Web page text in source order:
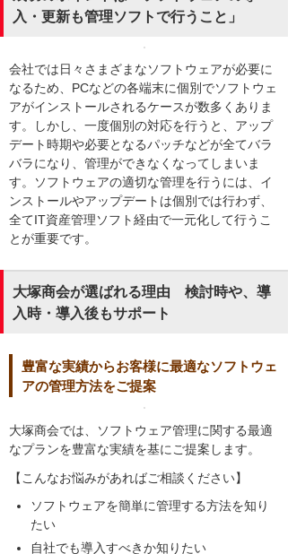
入・更新も管理ソフトで行うこと」
会社では日々さまざまなソフトウェアが必要に
なるため、PCなどの各端末に個別でソフトウェ
アがインストールされるケースが数多くありま
す。しかし、一度個別の対応を行うと、アップ
デート時期や必要となるパッチなどが全てバラ
バラになり、管理ができなくなってしまいま
す。ソフトウェアの適切な管理を行うには、イ
ンストールやアップデートは個別では行わず、
全てIT資産管理ソフト経由で一元化して行うこ
とが重要です。
大塚商会が選ばれる理由 検討時や、導
入時・導入後もサポート
豊富な実績からお客様に最適なソフトウェ
アの管理方法をご提案
大塚商会では、ソフトウェア管理に関する最適
なプランを豊富な実績を基にご提案します。
【こんなお悩みがあればご相談ください】
ソフトウェアを簡単に管理する方法を知り
たい
自社でも導入すべきか知りたい